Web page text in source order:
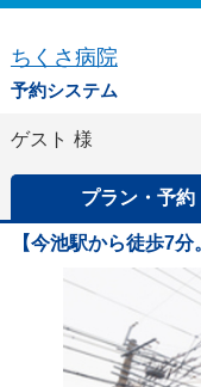
ちくさ病院
予約システム
ゲスト 様
プラン・予約
【今池駅から徒歩7